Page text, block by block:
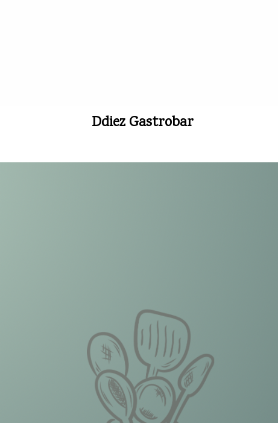
Ddiez Gastrobar